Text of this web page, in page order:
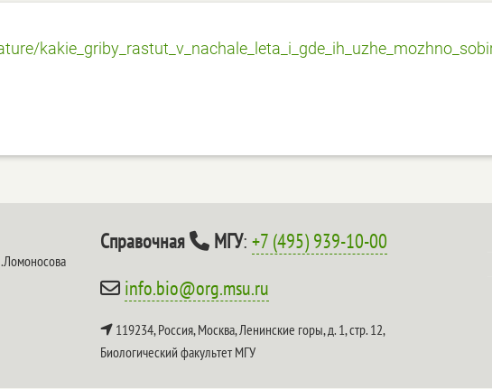
Справочная МГУ:+7 (495) 939-10-00
info.bio@org.msu.ru
119234, Россия, Москва, Ленинские горы, д. 1, стр. 12,
Биологический факультет МГУ